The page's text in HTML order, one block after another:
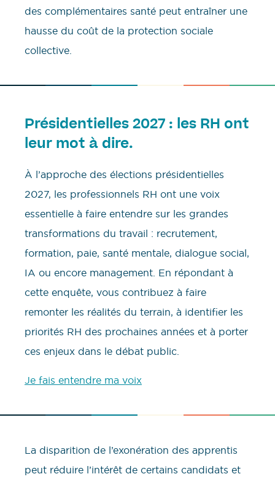
des complémentaires santé peut entraîner une
hausse du coût de la protection sociale
collective.
Présidentielles 2027 : les RH ont
leur mot à dire.
À l’approche des élections présidentielles
2027, les professionnels RH ont une voix
essentielle à faire entendre sur les grandes
transformations du travail : recrutement,
formation, paie, santé mentale, dialogue social,
IA ou encore management. En répondant à
cette enquête, vous contribuez à faire
remonter les réalités du terrain, à identifier les
priorités RH des prochaines années et à porter
ces enjeux dans le débat public.
Je fais entendre ma voix
La disparition de l’exonération des apprentis
peut réduire l’intérêt de certains candidats et